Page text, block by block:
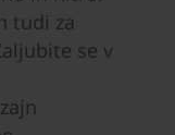
tudi za
se v